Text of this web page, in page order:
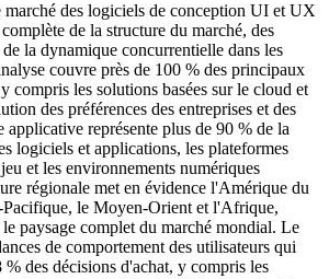
des logiciels de conception UI et UX
de la structure du marché, des
la dynamique concurrentielle dans les
couvre près de 100 % des principaux
compris les solutions basées sur le cloud et
des préférences des entreprises et des
applicative représente plus de 90 % de la
logiciels et applications, les plateformes
et les environnements numériques
régionale met en évidence l'Amérique du
le Moyen-Orient et l'Afrique,
le paysage complet du marché mondial. Le
de comportement des utilisateurs qui
des décisions d'achat, y compris les